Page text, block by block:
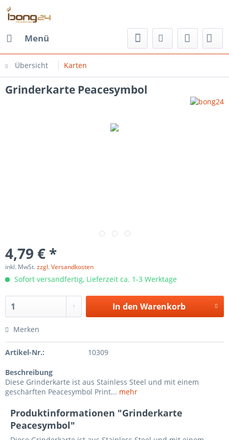
Menü
Übersicht Karten
Grinderkarte Peacesymbol
4,79 € *
inkl. MwSt.zzgl. Versandkosten
Sofort versandfertig, Lieferzeit ca. 1-3 Werktage
In den Warenkorb
Merken
Artikel-Nr.: 10309
Beschreibung
Diese Grinderkarte ist aus Stainless Steel und mit einem
geschärften Peacesymbol Print... mehr
Produktinformationen "Grinderkarte
Peacesymbol"